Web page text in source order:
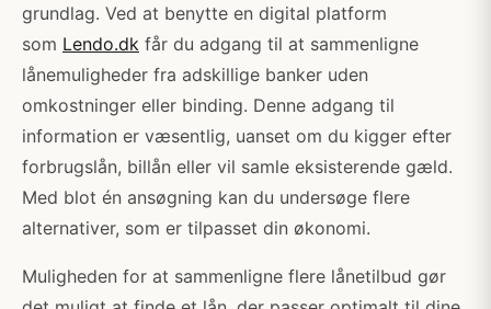
grundlag. Ved at benytte en digital platform
som Lendo.dk får du adgang til at sammenligne
lånemuligheder fra adskillige banker uden
omkostninger eller binding. Denne adgang til
information er væsentlig, uanset om du kigger efter
forbrugslån, billån eller vil samle eksisterende gæld.
Med blot én ansøgning kan du undersøge flere
alternativer, som er tilpasset din økonomi.
Muligheden for at sammenligne flere lånetilbud gør